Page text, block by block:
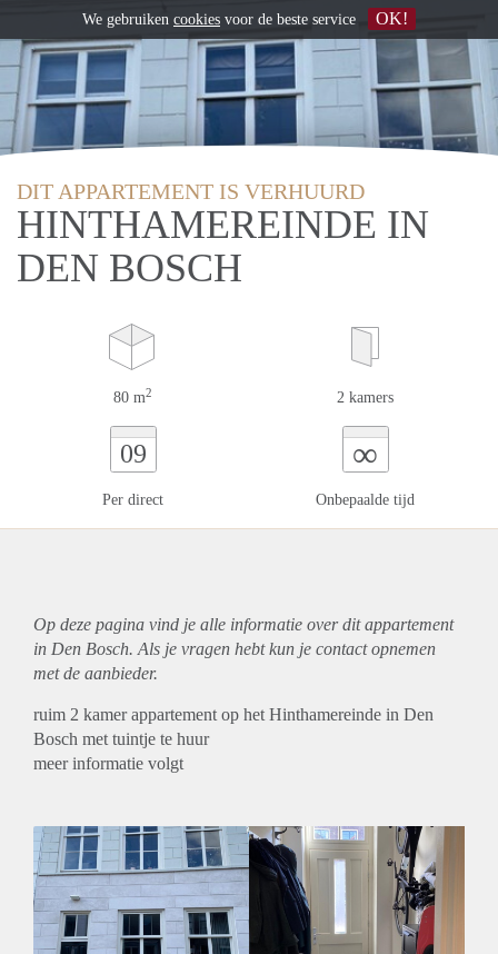
DIT APPARTEMENT IS VERHUURD
HINTHAMEREINDE IN
DEN BOSCH
80 m2 2 kamers
09
Per direct
∞
Onbepaalde tijd
Op deze pagina vind je alle informatie over ditappartement
in Den Bosch. Als je vragen hebt kun je contact opnemen
met de aanbieder.
ruim 2 kamer appartement op het Hinthamereinde in Den
Bosch met tuintje te huur
meer informatie volgt
We gebruiken cookies voor de beste service OK!